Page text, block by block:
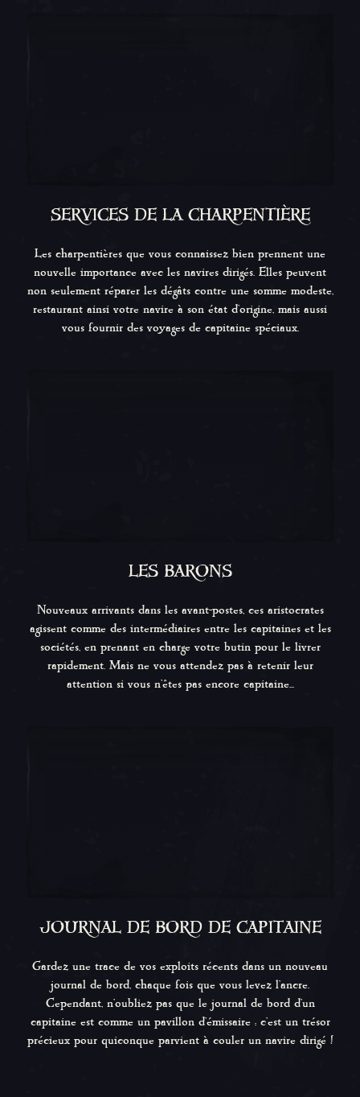
SERVICES DE LA CHARPENTIÈRE
Les charpentières que vous connaissez bien prennent une
nouvelle importance avec les navires dirigés. Elles peuvent
non seulement réparer les dégâts contre une somme modeste,
restaurant ainsi votre navire à son état d'origine, mais aussi
vous fournir des voyages de capitaine spéciaux.
LES BARONS
Nouveaux arrivants dans les avant-postes, ces aristocrates
agissent comme des intermédiaires entre les capitaines et les
sociétés, en prenant en charge votre butin pour le livrer
rapidement. Mais ne vous attendez pas à retenir leur
attention si vous n'êtes pas encore capitaine...
JOURNAL DE BORD DE CAPITAINE
Gardez une trace de vos exploits récents dans un nouveau
journal de bord, chaque fois que vous levez l'ancre.
Cependant, n'oubliez pas que le journal de bord d'un
capitaine est comme un pavillon d'émissaire : c'est un trésor
précieux pour quiconque parvient à couler un navire dirigé !